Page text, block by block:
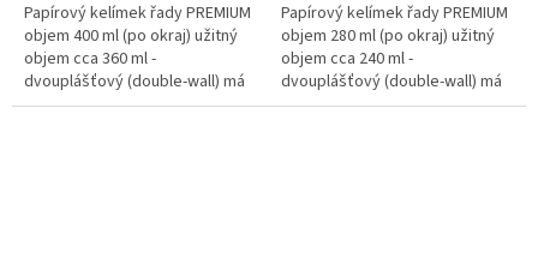
Papírový kelímek řady PREMIUM
objem 400 ml (po okraj) užitný
objem cca 360 ml -
dvouplášťový (double-wall) má
vynikající termo - izolační
Papírový kelímek řady PREMIUM
objem 280 ml (po okraj) užitný
objem cca 240 ml -
dvouplášťový (double-wall) má
vynikající termo - izolační